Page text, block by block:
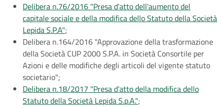
Delibera n.76/2016 "Presa d'atto dell'aumento del
capitale sociale e della modifica dello Statuto della Società
Lepida S.P.A";
Delibera n.164/2016 "Approvazione della trasformazione
della Società CUP 2000 S.P.A. in Società Consortile per
Azioni e delle modifiche degli articoli del vigente statuto
societario";
Delibera n.18/2017 "Presa d'atto della modifica dello
Statuto della Società Lepida S.p.A.";